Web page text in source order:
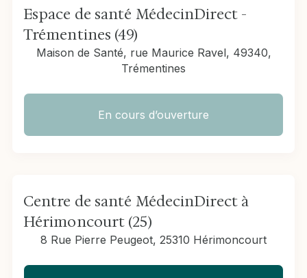
Espace de santé MédecinDirect -
Trémentines (49)
Maison de Santé, rue Maurice Ravel, 49340,
Trémentines
En cours d’ouverture
Centre de santé MédecinDirect à
Hérimoncourt (25)
8 Rue Pierre Peugeot, 25310 Hérimoncourt